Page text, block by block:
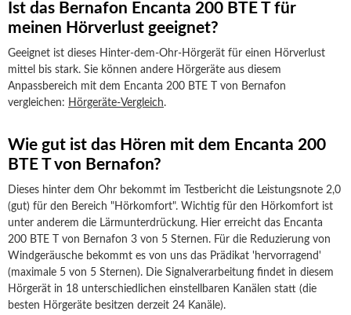
Ist das Bernafon Encanta 200 BTE T für
meinen Hörverlust geeignet?
Geeignet ist dieses Hinter-dem-Ohr-Hörgerät für einen Hörverlust
mittel bis stark. Sie können andere Hörgeräte aus diesem
Anpassbereich mit dem Encanta 200 BTE T von Bernafon
vergleichen: Hörgeräte-Vergleich.
Wie gut ist das Hören mit dem Encanta 200
BTE T von Bernafon?
Dieses hinter dem Ohr bekommt im Testbericht die Leistungsnote 2,0
(gut) für den Bereich "Hörkomfort". Wichtig für den Hörkomfort ist
unter anderem die Lärmunterdrückung. Hier erreicht das Encanta
200 BTE T von Bernafon 3 von 5 Sternen. Für die Reduzierung von
Windgeräusche bekommt es von uns das Prädikat 'hervorragend'
(maximale 5 von 5 Sternen). Die Signalverarbeitung findet in diesem
Hörgerät in 18 unterschiedlichen einstellbaren Kanälen statt (die
besten Hörgeräte besitzen derzeit 24 Kanäle).